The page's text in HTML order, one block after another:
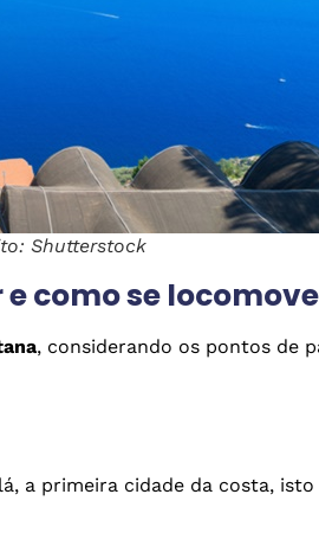
Shutterstock
como se
, considerando os pontos de
a primeira cidade da costa,